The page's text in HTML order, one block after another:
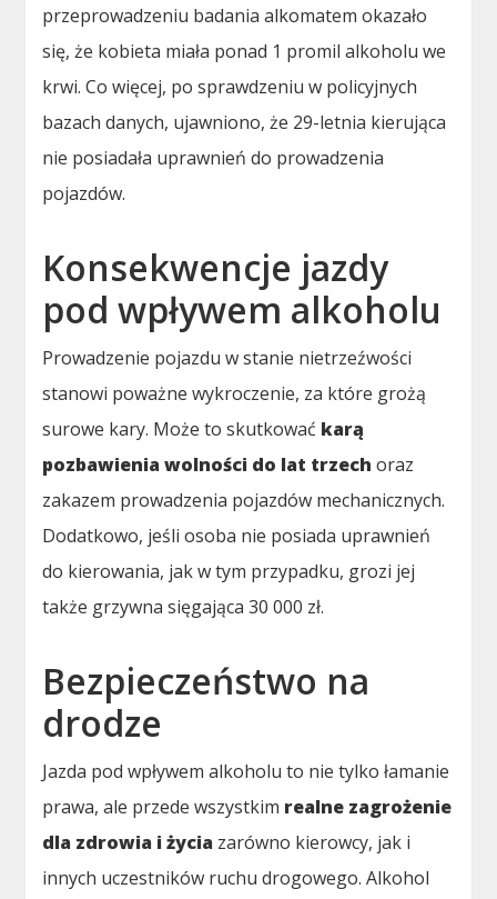
przeprowadzeniu badania alkomatem okazało
się, że kobieta miała ponad 1 promil alkoholu we
krwi. Co więcej, po sprawdzeniu w policyjnych
bazach danych, ujawniono, że 29-letnia kierująca
nie posiadała uprawnień do prowadzenia
pojazdów.
Konsekwencje jazdy
pod wpływem alkoholu
Prowadzenie pojazdu w stanie nietrzeźwości
stanowi poważne wykroczenie, za które grożą
surowe kary. Może to skutkować karą
pozbawienia wolności do lat trzech oraz
zakazem prowadzenia pojazdów mechanicznych.
Dodatkowo, jeśli osoba nie posiada uprawnień
do kierowania, jak w tym przypadku, grozi jej
także grzywna sięgająca 30 000 zł.
Bezpieczeństwo na
drodze
Jazda pod wpływem alkoholu to nie tylko łamanie
prawa, ale przede wszystkim realne zagrożenie
dla zdrowia i życia zarówno kierowcy, jak i
innych uczestników ruchu drogowego. Alkohol